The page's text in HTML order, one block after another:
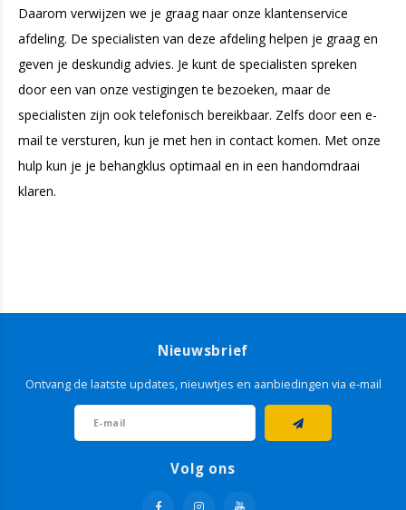
Daarom verwijzen we je graag naar onze klantenservice
afdeling. De specialisten van deze afdeling helpen je graag en
geven je deskundig advies. Je kunt de specialisten spreken
door een van onze vestigingen te bezoeken, maar de
specialisten zijn ook telefonisch bereikbaar. Zelfs door een e-
mail te versturen, kun je met hen in contact komen. Met onze
hulp kun je je behangklus optimaal en in een handomdraai
klaren.
Nieuwsbrief
Ontvang de laatste updates, nieuwtjes en aanbiedingen via e-mail
Volg ons